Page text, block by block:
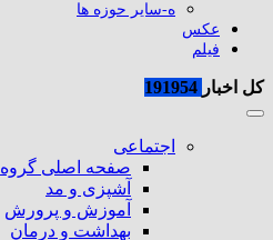
ه-سایر حوزه ها
عکس
فیلم
کل اخبار
اجتماعی
صفحه اصلی گروه
آشپزی و مد
آموزش و پرورش
بهداشت و درمان